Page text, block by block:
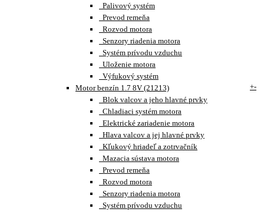
Palivový systém
Prevod remeňa
Rozvod motora
Senzory riadenia motora
Systém prívodu vzduchu
Uloženie motora
Výfukový systém
Motor benzín 1.7 8V (21213)
+-
Blok valcov a jeho hlavné prvky
Chladiaci systém motora
Elektrické zariadenie motora
Hlava valcov a jej hlavné prvky
Kľukový hriadeľ a zotrvačník
Mazacia sústava motora
Prevod remeňa
Rozvod motora
Senzory riadenia motora
Systém prívodu vzduchu